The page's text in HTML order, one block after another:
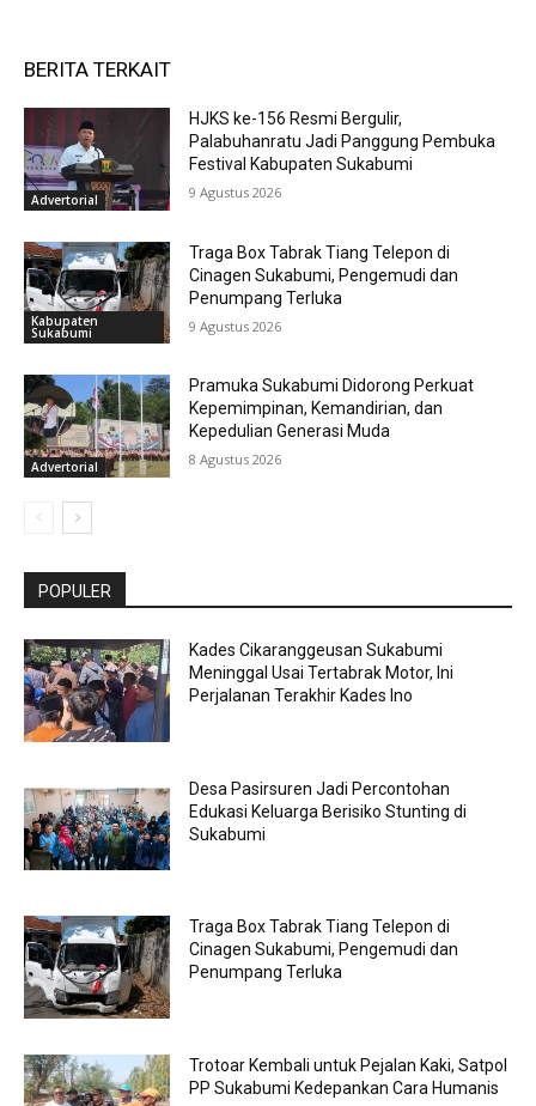
BERITA TERKAIT
Advertorial
HJKS ke-156 Resmi Bergulir,
Palabuhanratu Jadi Panggung Pembuka
Festival Kabupaten Sukabumi
9 Agustus 2026
Kabupaten
Sukabumi
Traga Box Tabrak Tiang Telepon di
Cinagen Sukabumi, Pengemudi dan
Penumpang Terluka
9 Agustus 2026
Advertorial
Pramuka Sukabumi Didorong Perkuat
Kepemimpinan, Kemandirian, dan
Kepedulian Generasi Muda
8 Agustus 2026
POPULER
Kades Cikaranggeusan Sukabumi
Meninggal Usai Tertabrak Motor, Ini
Perjalanan Terakhir Kades Ino
Desa Pasirsuren Jadi Percontohan
Edukasi Keluarga Berisiko Stunting di
Sukabumi
Traga Box Tabrak Tiang Telepon di
Cinagen Sukabumi, Pengemudi dan
Penumpang Terluka
Trotoar Kembali untuk Pejalan Kaki, Satpol
PP Sukabumi Kedepankan Cara Humanis